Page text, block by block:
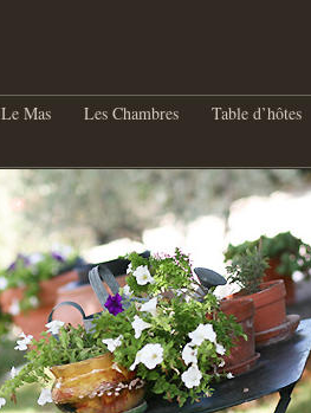
Le Mas Les Chambres Table d’hôtes